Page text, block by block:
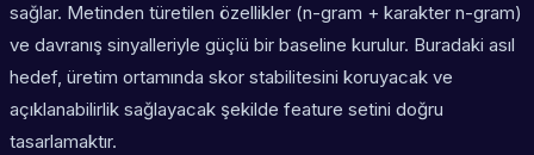
sağlar. Metinden türetilen özellikler (n-gram + karakter n-gram)
ve davranış sinyalleriyle güçlü bir baseline kurulur. Buradaki asıl
hedef, üretim ortamında skor stabilitesini koruyacak ve
açıklanabilirlik sağlayacak şekilde feature setini doğru
tasarlamaktır.